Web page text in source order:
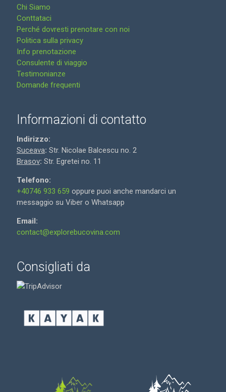
Chi Siamo
Conttataci
Perché dovresti prenotare con noi
Politica sulla privacy
Info prenotazione
Consulente di viaggio
Testimonianze
Domande frequenti
Informazioni di contatto
Indirizzo:
Suceava: Str. Nicolae Balcescu no. 2
Brasov: Str. Egretei no. 11
Telefono:
+40746 933 659 oppure puoi anche mandarci un
messaggio su Viber o Whatsapp
Email:
contact@explorebucovina.com
Consigliati da